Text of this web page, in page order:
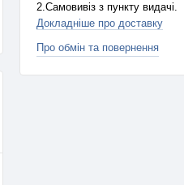
2.Самовивіз з пункту видачі.
Докладніше про доставку
Про обмін та повернення